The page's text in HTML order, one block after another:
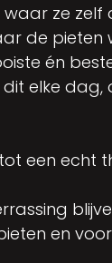
ze zelf
de pieten
én
elke
een
en